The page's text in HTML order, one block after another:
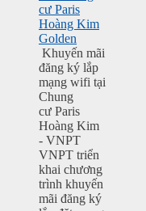
cư Paris
Hoàng Kim
Golden
Khuyến mãi
đăng ký lắp
mạng wifi tại
Chung
cư Paris
Hoàng Kim
- VNPT
VNPT triển
khai chương
trình khuyến
mãi đăng ký